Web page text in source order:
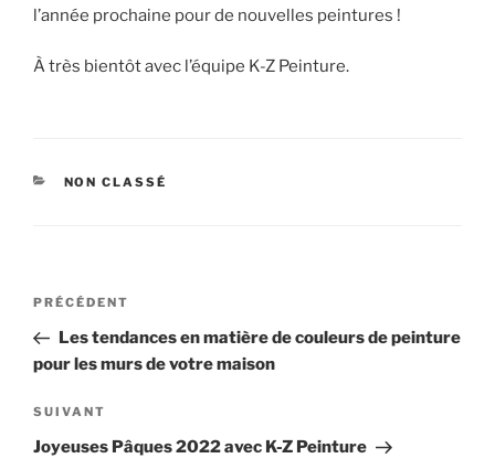
l’année prochaine pour de nouvelles peintures !
À très bientôt avec l’équipe K-Z Peinture.
CATÉGORIES
NON CLASSÉ
Navigation
l’article
Article
précédent
PRÉCÉDENT
Les tendances en matière de couleurs de peinture
pour les murs de votre maison
Article
suivant
SUIVANT
Joyeuses Pâques 2022 avec K-Z Peinture